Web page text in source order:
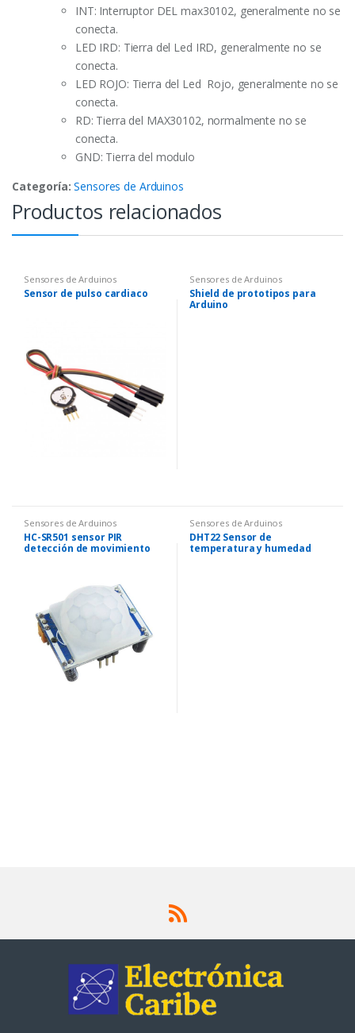
INT: Interruptor DEL max30102, generalmente no se
conecta.
LED IRD: Tierra del Led IRD, generalmente no se
conecta.
LED ROJO: Tierra del Led Rojo, generalmente no se
conecta.
RD: Tierra del MAX30102, normalmente no se
conecta.
GND: Tierra del modulo
Categoría:Sensores de Arduinos
Productos relacionados
Sensores de Arduinos
Sensor de pulso cardiaco
Sensores de Arduinos
Shield de prototipos para
Arduino
Sensores de Arduinos
HC-SR501 sensor PIR
detección de movimiento
Sensores de Arduinos
DHT22 Sensor de
temperatura y humedad